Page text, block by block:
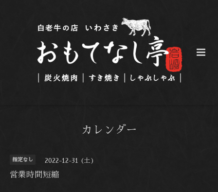
カレンダー
指定なし 2022-12-31 (土)
営業時間短縮